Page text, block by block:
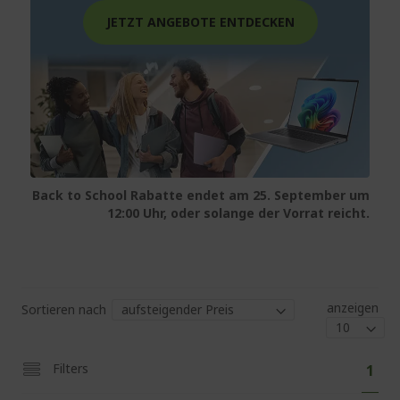
JETZT ANGEBOTE ENTDECKEN
Back to School Rabatte endet am 25. September um
12:00 Uhr, oder solange der Vorrat reicht.
Sortieren nach anzeigen
Filters
Sie
1